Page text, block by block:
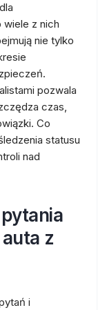
z nich
nie tylko
pozwala
czas,
Co
statusu
nad
z
i